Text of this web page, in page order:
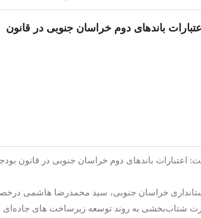
درصدی اعتبارات باندهای دوم خراسان جنوبی در قانون
خراسان جنوبی، سید محمدرضا هاشمی
شتاب‌بخشی به روند توسعه زیرساخت‌ های جاده‌ای